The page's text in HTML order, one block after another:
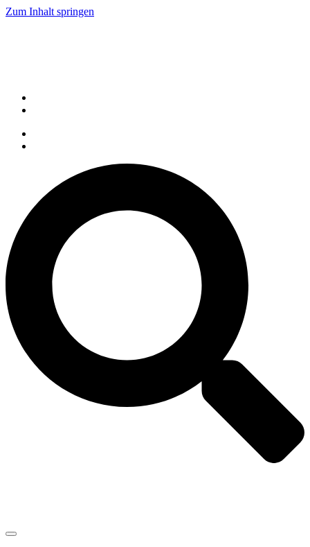
Zum Inhalt springen